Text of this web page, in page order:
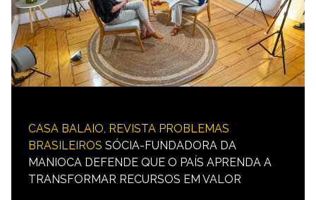
CASA BALAIO, REVISTA PROBLEMAS
BRASILEIROS SÓCIA-FUNDADORA DA
MANIOCA DEFENDE QUE O PAÍS APRENDA A
TRANSFORMAR RECURSOS EM VALOR